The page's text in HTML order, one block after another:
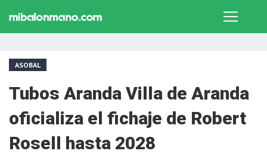
ASOBAL
Tubos Aranda Villa de Aranda
oficializa el fichaje de Robert
Rosell hasta 2028